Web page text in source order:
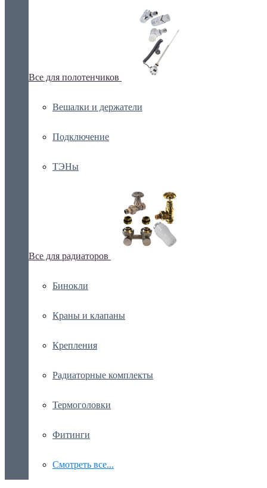
Все для полотенчиков
Вешалки и держатели
Подключение
ТЭНы
Все для радиаторов
Бинокли
Краны и клапаны
Крепления
Радиаторные комплекты
Термоголовки
Фитинги
Смотреть все...